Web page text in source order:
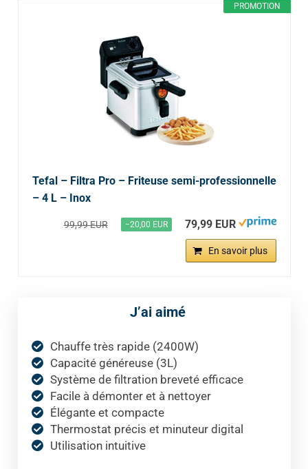
PROMOTION
Tefal – Filtra Pro – Friteuse semi-professionnelle
– 4 L – Inox
99,99 EUR −20,00 EUR 79,99 EUR
En savoir plus
J’ai aimé
Chauffe très rapide (2400W)
Capacité généreuse (3L)
Système de filtration breveté efficace
Facile à démonter et à nettoyer
Élégante et compacte
Thermostat précis et minuteur digital
Utilisation intuitive